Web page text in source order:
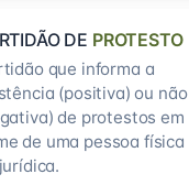
DE PROTESTO
que informa a
(positiva) ou não
de protestos em
de uma pessoa física